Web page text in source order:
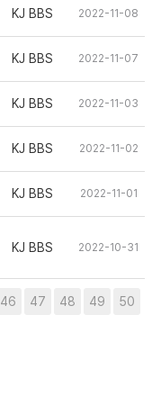
KJ BBS 2022-11-08
KJ BBS 2022-11-07
KJ BBS 2022-11-03
KJ BBS 2022-11-02
KJ BBS 2022-11-01
KJ BBS 2022-10-31
46 47 48 49 50